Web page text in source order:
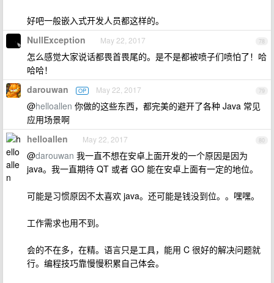
好吧一般嵌入式开发人员都这样的。
78
NullException May 22, 2017
怎么感觉大家说话都畏首畏尾的。是不是都被喷子们喷怕了！哈
哈哈！
79
darouwan OP May 22, 2017
@helloallen 你做的这些东西，都完美的避开了各种 Java 常见
应用场景啊
80
helloallen May 22, 2017
@darouwan 我一直不想在安卓上面开发的一个原因是因为
java。我一直期待 QT 或者 GO 能在安卓上面有一定的地位。
可能是习惯原因不太喜欢 java。还可能是钱没到位。。嘿嘿。
工作需求也用不到。
会的不在多，在精。语言只是工具，能用 C 很好的解决问题就
行。编程技巧靠慢慢积累自己体会。